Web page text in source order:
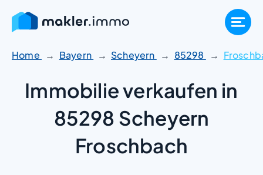
Zum
Inhalt
springen
Home Bayern Scheyern 85298
Immobilie verkaufen in
85298 Scheyern
Froschbach